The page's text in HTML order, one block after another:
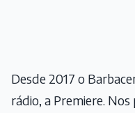
Desde 2017 o
rádio, a Premiere.